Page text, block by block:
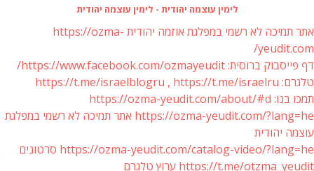
לימין עוצמה יהודית - לימין עוצמה יהודית
אתר תמיכה לא רשמי במפלגת אוזמה יהודית https://ozma-
yeudit.com/
דף פייסבוק ברוסית: https://www.facebook.com/ozmayeudit/
טלגרם: https://t.me/israelblogru , https://t.me/israelru
תמכו בנו: https://ozma-yeudit.com/about/#d
https://ozma-yeudit.com/?lang=he אתר תמיכה לא רשמי במפלגת
עוצמה יהודית
https://ozma-yeudit.com/catalog-video/?lang=he סרטונים
https://t.me/otzma_yeudit ערוץ טלגרם